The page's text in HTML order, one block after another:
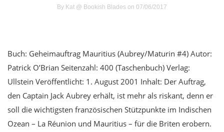
By Kat @ Bookish Blades on 07/06/2017
Buch: Geheimauftrag Mauritius (Aubrey/Maturin #4) Autor:
Patrick O’Brian Seitenzahl: 400 (Taschenbuch) Verlag:
Ullstein Veröffentlicht: 1. August 2001 Inhalt: Der Auftrag,
den Captain Jack Aubrey erhält, ist mehr als riskant, denn er
soll die wichtigsten französischen Stützpunkte im Indischen
Ozean – La Réunion und Mauritius – für die Briten erobern.